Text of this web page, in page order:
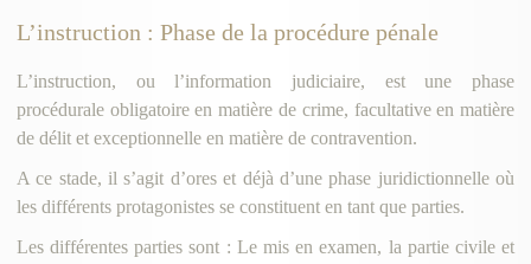
L’instruction : Phase de la procédure pénale
L’instruction, ou l’information judiciaire, est une phase
procédurale obligatoire en matière de crime, facultative en matière
de délit et exceptionnelle en matière de contravention.
A ce stade, il s’agit d’ores et déjà d’une phase juridictionnelle où
les différents protagonistes se constituent en tant que parties.
Les différentes parties sont : Le mis en examen, la partie civile et